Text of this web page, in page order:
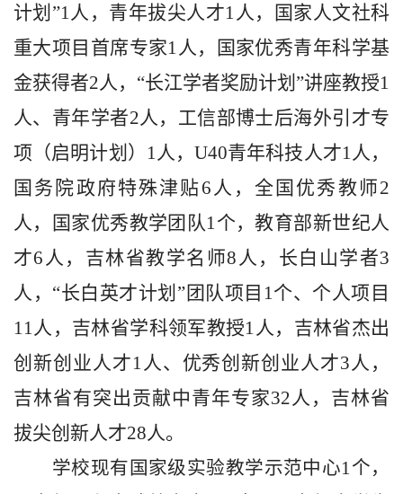
计划”1人，青年拔尖人才1人，国家人文社科
重大项目首席专家1人，国家优秀青年科学基
金获得者2人，“长江学者奖励计划”讲座教授1
人、青年学者2人，工信部博士后海外引才专
项（启明计划）1人，U40青年科技人才1人，
国务院政府特殊津贴6人，全国优秀教师2
人，国家优秀教学团队1个，教育部新世纪人
才6人，吉林省教学名师8人，长白山学者3
人，“长白英才计划”团队项目1个、个人项目
11人，吉林省学科领军教授1人，吉林省杰出
创新创业人才1人、优秀创新创业人才3人，
吉林省有突出贡献中青年专家32人，吉林省
拔尖创新人才28人。
学校现有国家级实验教学示范中心1个，